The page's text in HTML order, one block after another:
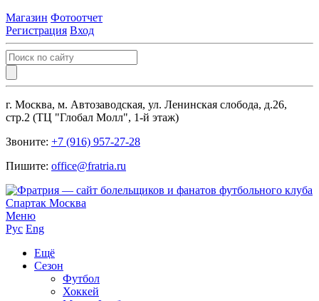
Магазин Фотоотчет
Регистрация Вход
г. Москва, м. Автозаводская, ул. Ленинская слобода, д.26,
стр.2 (ТЦ "Глобал Молл", 1-й этаж)
Звоните: +7 (916) 957-27-28
Пишите: office@fratria.ru
Меню
Рус Eng
Ещё
Сезон
Футбол
Хоккей